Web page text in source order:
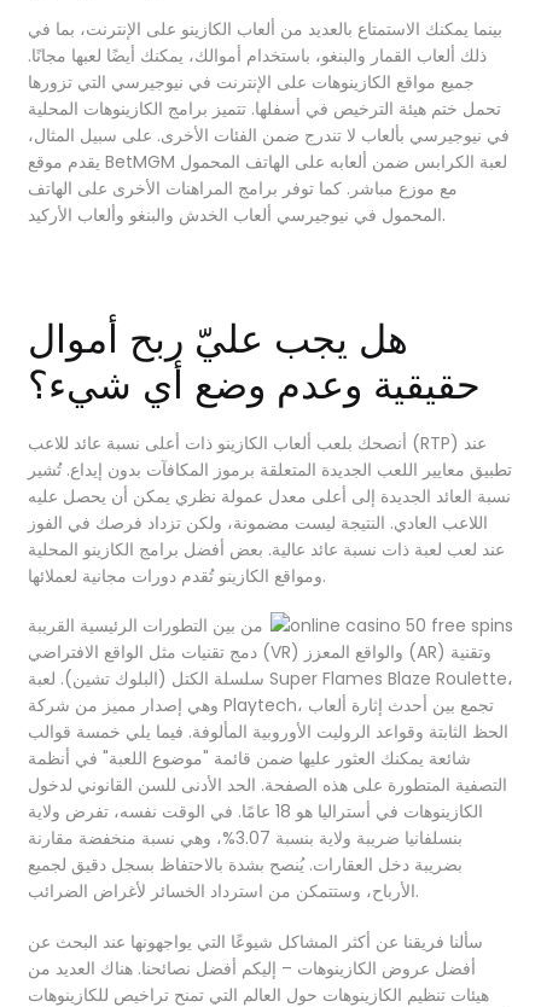
بينما يمكنك الاستمتاع بالعديد من ألعاب الكازينو على الإنترنت، بما في
ذلك ألعاب القمار والبنغو، باستخدام أموالك، يمكنك أيضًا لعبها مجانًا.
جميع مواقع الكازينوهات على الإنترنت في نيوجيرسي التي تزورها
تحمل ختم هيئة الترخيص في أسفلها. تتميز برامج الكازينوهات المحلية
في نيوجيرسي بألعاب لا تندرج ضمن الفئات الأخرى. على سبيل المثال،
يقدم موقع BetMGM لعبة الكرابس ضمن ألعابه على الهاتف المحمول
مع موزع مباشر. كما توفر برامج المراهنات الأخرى على الهاتف
المحمول في نيوجيرسي ألعاب الخدش والبنغو وألعاب الأركيد.
هل يجب عليّ ربح أموال
حقيقية وعدم وضع أي شيء؟
أنصحك بلعب ألعاب الكازينو ذات أعلى نسبة عائد للاعب (RTP) عند
تطبيق معايير اللعب الجديدة المتعلقة برموز المكافآت بدون إيداع. تُشير
نسبة العائد الجديدة إلى أعلى معدل عمولة نظري يمكن أن يحصل عليه
اللاعب العادي. النتيجة ليست مضمونة، ولكن تزداد فرصك في الفوز
عند لعب لعبة ذات نسبة عائد عالية. بعض أفضل برامج الكازينو المحلية
ومواقع الكازينو تُقدم دورات مجانية لعملائها.
من بين التطورات الرئيسية القريبة
دمج تقنيات مثل الواقع الافتراضي (VR) والواقع المعزز (AR) وتقنية
سلسلة الكتل (البلوك تشين). لعبة Super Flames Blaze Roulette،
وهي إصدار مميز من شركة Playtech، تجمع بين أحدث إثارة ألعاب
الحظ الثابتة وقواعد الروليت الأوروبية المألوفة. فيما يلي خمسة قوالب
شائعة يمكنك العثور عليها ضمن قائمة "موضوع اللعبة" في أنظمة
التصفية المتطورة على هذه الصفحة. الحد الأدنى للسن القانوني لدخول
الكازينوهات في أستراليا هو 18 عامًا. في الوقت نفسه، تفرض ولاية
بنسلفانيا ضريبة ولاية بنسبة 3.07%، وهي نسبة منخفضة مقارنة
بضريبة دخل العقارات. يُنصح بشدة بالاحتفاظ بسجل دقيق لجميع
الأرباح، وستتمكن من استرداد الخسائر لأغراض الضرائب.
سألنا فريقنا عن أكثر المشاكل شيوعًا التي يواجهونها عند البحث عن
أفضل عروض الكازينوهات – إليكم أفضل نصائحنا. هناك العديد من
هيئات تنظيم الكازينوهات حول العالم التي تمنح تراخيص للكازينوهات